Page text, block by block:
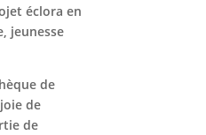
éclora en
jeunesse
de
de
de